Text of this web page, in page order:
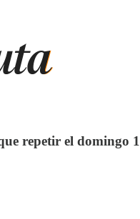
repetir el domingo